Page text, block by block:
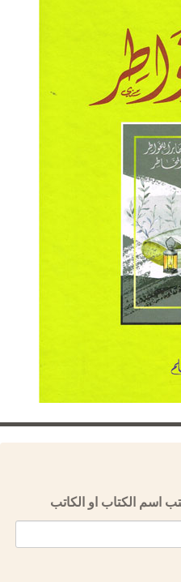
اسم الكتاب او الكاتب